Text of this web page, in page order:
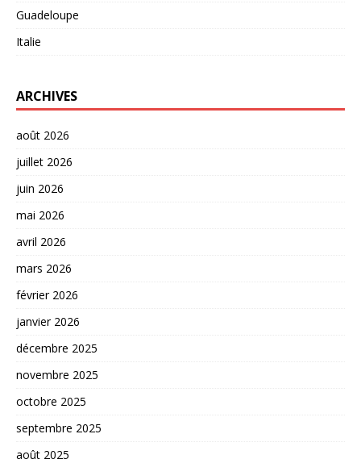
Guadeloupe
Italie
ARCHIVES
août 2026
juillet 2026
juin 2026
mai 2026
avril 2026
mars 2026
février 2026
janvier 2026
décembre 2025
novembre 2025
octobre 2025
septembre 2025
août 2025